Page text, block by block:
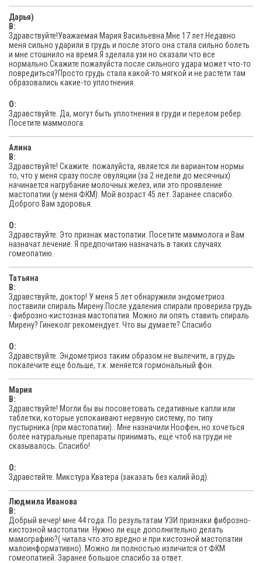
Дарья)
В:
Здравствуйте!Уважаемая Мария Васильевна.Мне 17 лет.Недавно
меня сильно ударили в грудь и после этого она стала сильно болеть
и мне стошнило на время.Я зделала узи но сказали что все
нормально.Скажите пожалуйста после сильного удара может что-то
повредиться?Просто грудь стала какой-то мягкой и не растети там
образовались какие-то уплотнения.
O:
Здравствуйте. Да, могут быть уплотнения в груди и перелом ребер.
Посетите маммолога.
Алина
В:
Здравствуйте! Скажите. пожалуйста, является ли вариантом нормы
то, что у меня сразу после овуляции (за 2 недели до месячных)
начинается нагрубание молочных желез, или это проявление
мастопатии (у меня ФКМ). Мой возраст 45 лет. Заранее спасибо.
Доброго Вам здоровья.
O:
Здравствуйте. Это признак мастопатии. Посетите маммолога и Вам
назначат лечение. Я предпочитаю назначать в таких случаях
гомеопатию.
Татьяна
В:
Здравствуйте, доктор! У меня 5 лет обнаружили эндометриоз.
поставили спираль Мирену.После удаления спирали проверила грудь
- фиброзно-кистозная мастопатия. Можно ли опять ставить спираль
Мирену? Гинеколг рекомендует. Что вы думаете? Спасибо
O:
Здравствуйте. Эндометриоз таким образом не вылечите, а грудь
покалечите еще больше, т.к. меняется гормональный фон.
Мария
В:
Здравствуйте! Могли бы вы посоветовать седативные капли или
таблетки, которые успокаивают нервную систему, по типу
пустырника (при мастопатии).. Мне назначили Ноофен, но хочеться
более натуральные препараты принимать, ещё чтоб на груди не
сказывалось. Спасибо!
O:
Здравствйте. Микстура Кватера (заказать без калий йод).
Людмила Иванова
В:
Добрый вечер! мне 44 года. По результатам УЗИ признаки фиброзно-
кистозной мастопатии. Нужно ли еще дополнительно делать
мамографию?( читала что это вредно и при кистозной мастопатии
малоинформативно). Можно ли полностью изличится от ФКМ
гомеопатией. Заранее большое спасибо за ответ.